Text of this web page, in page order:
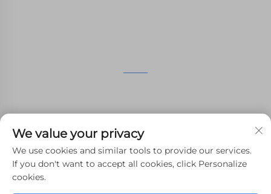
[email protected]
We value your privacy
We use cookies and similar tools to provide our services.
If you don't want to accept all cookies, click Personalize
cookies.